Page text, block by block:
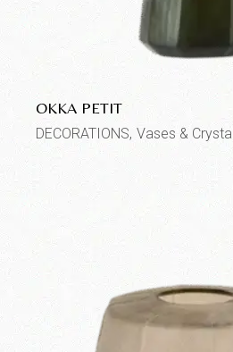
OKKA PETIT
DECORATIONS Vases & Crystal